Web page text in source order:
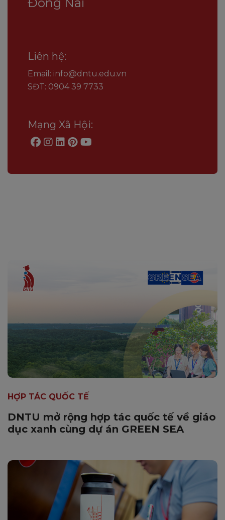
Liên hệ:
Email: info@dntu.edu.vn
SĐT: 0904 39 7733
Mạng Xã Hội:
HỢP TÁC QUỐC TẾ
DNTU mở rộng hợp tác quốc tế về giáo
dục xanh cùng dự án GREEN SEA